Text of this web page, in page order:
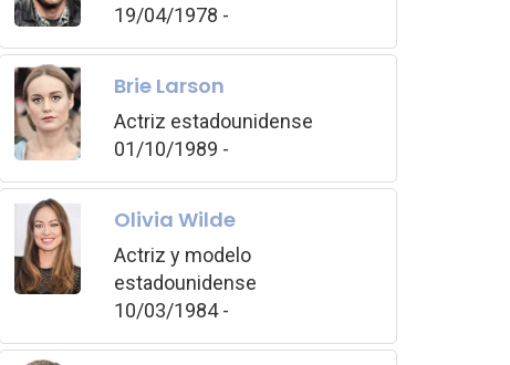
19/04/1978 -
Brie Larson
Actriz estadounidense
01/10/1989 -
Olivia Wilde
Actriz y modelo
estadounidense
10/03/1984 -